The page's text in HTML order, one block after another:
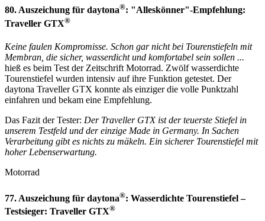
80. Auszeichung für daytona®: "Alleskönner"-Empfehlung:
Traveller GTX®
Keine faulen Kompromisse. Schon gar nicht bei Tourenstiefeln mit
Membran, die sicher, wasserdicht und komfortabel sein sollen ...
hieß es beim Test der Zeitschrift Motorrad. Zwölf wasserdichte
Tourenstiefel wurden intensiv auf ihre Funktion getestet. Der
daytona Traveller GTX konnte als einziger die volle Punktzahl
einfahren und bekam eine Empfehlung.
Das Fazit der Tester: Der Traveller GTX ist der teuerste Stiefel in
unserem Testfeld und der einzige Made in Germany. In Sachen
Verarbeitung gibt es nichts zu mäkeln. Ein sicherer Tourenstiefel mit
hoher Lebenserwartung.
Motorrad
77. Auszeichung für daytona®: Wasserdichte Tourenstiefel –
Testsieger: Traveller GTX®